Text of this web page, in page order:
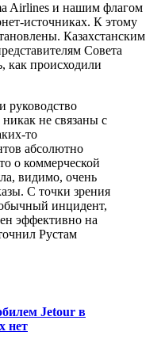
Airlines и нашим флагом
источниках. К этому
Казахстанским
Совета
как происходили
руководство
не связаны с
то
абсолютно
о коммерческой
видимо, очень
С точки зрения
инцидент,
эффективно на
Рустам
Jetour в
нет